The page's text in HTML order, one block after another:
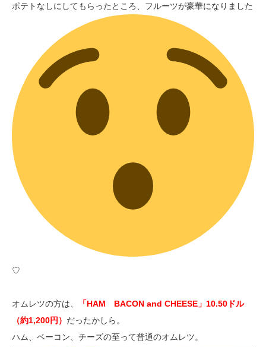
ポテトなしにしてもらったところ、フルーツが豪華になりました
♡
オムレツの方は、
「HAM BACON and CHEESE」10.50ドル
（約1,200円） だったかしら。
ハム、ベーコン、チーズの至って普通のオムレツ。